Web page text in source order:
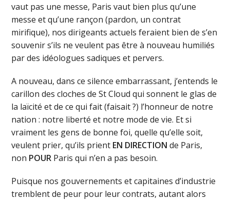
vaut pas une messe, Paris vaut bien plus qu’une
messe et qu’une rançon (pardon, un contrat
mirifique), nos dirigeants actuels feraient bien de s’en
souvenir s’ils ne veulent pas être à nouveau humiliés
par des idéologues sadiques et pervers.
A nouveau, dans ce silence embarrassant, j’entends le
carillon des cloches de St Cloud qui sonnent le glas de
la laïcité et de ce qui fait (faisait ?) l’honneur de notre
nation : notre liberté et notre mode de vie. Et si
vraiment les gens de bonne foi, quelle qu’elle soit,
veulent prier, qu’ils prient EN DIRECTION de Paris,
non POUR Paris qui n’en a pas besoin.
Puisque nos gouvernements et capitaines d’industrie
tremblent de peur pour leur contrats, autant alors